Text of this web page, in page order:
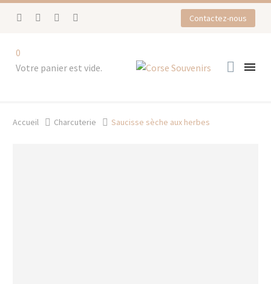
Contactez-nous


0
Votre panier est vide.
Accueil Charcuterie Saucisse sèche aux herbes